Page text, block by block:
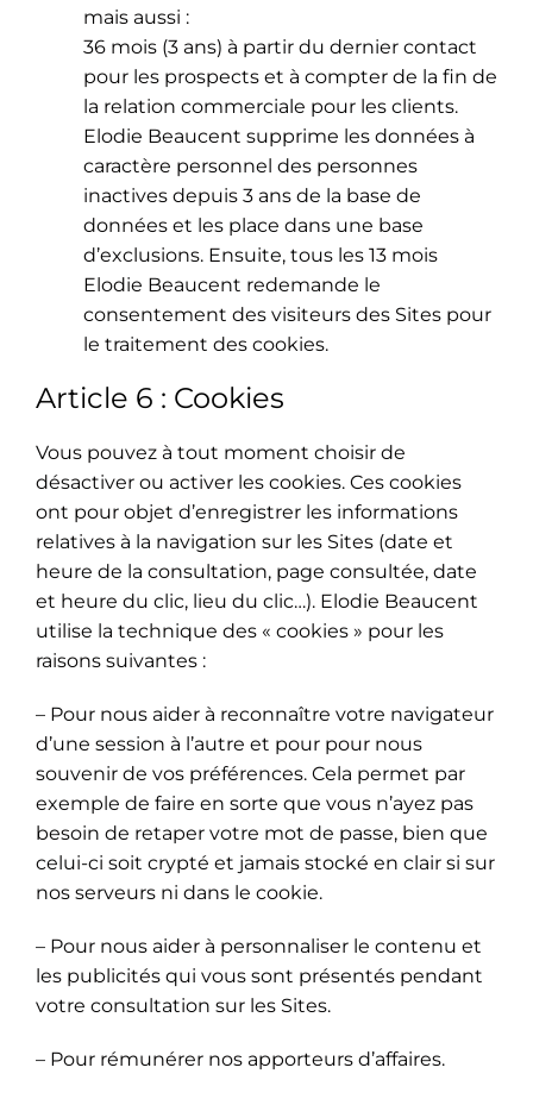
mais aussi :
36 mois (3 ans) à partir du dernier contact
pour les prospects et à compter de la fin de
la relation commerciale pour les clients.
Elodie Beaucent supprime les données à
caractère personnel des personnes
inactives depuis 3 ans de la base de
données et les place dans une base
d’exclusions. Ensuite, tous les 13 mois
Elodie Beaucent redemande le
consentement des visiteurs des Sites pour
le traitement des cookies.
Article 6 : Cookies
Vous pouvez à tout moment choisir de
désactiver ou activer les cookies. Ces cookies
ont pour objet d’enregistrer les informations
relatives à la navigation sur les Sites (date et
heure de la consultation, page consultée, date
et heure du clic, lieu du clic…). Elodie Beaucent
utilise la technique des « cookies » pour les
raisons suivantes :
– Pour nous aider à reconnaître votre navigateur
d’une session à l’autre et pour pour nous
souvenir de vos préférences. Cela permet par
exemple de faire en sorte que vous n’ayez pas
besoin de retaper votre mot de passe, bien que
celui-ci soit crypté et jamais stocké en clair si sur
nos serveurs ni dans le cookie.
– Pour nous aider à personnaliser le contenu et
les publicités qui vous sont présentés pendant
votre consultation sur les Sites.
– Pour rémunérer nos apporteurs d’affaires.